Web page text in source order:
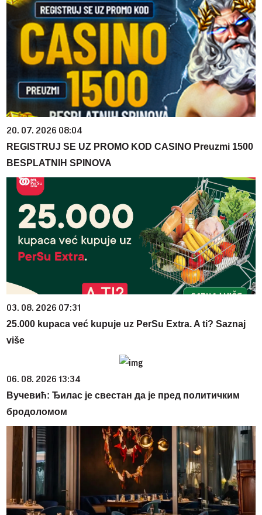
20. 07. 2026 08:04
REGISTRUJ SE UZ PROMO KOD CASINO Preuzmi 1500
BESPLATNIH SPINOVA
03. 08. 2026 07:31
25.000 kupaca već kupuje uz PerSu Extra. A ti? Saznaj
više
06. 08. 2026 13:34
Вучевић: Ђилас је свестан да је пред политичким
бродоломом